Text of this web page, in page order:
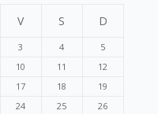
V S D
3 4
5
10 11
12
17 18
19
24 25
26